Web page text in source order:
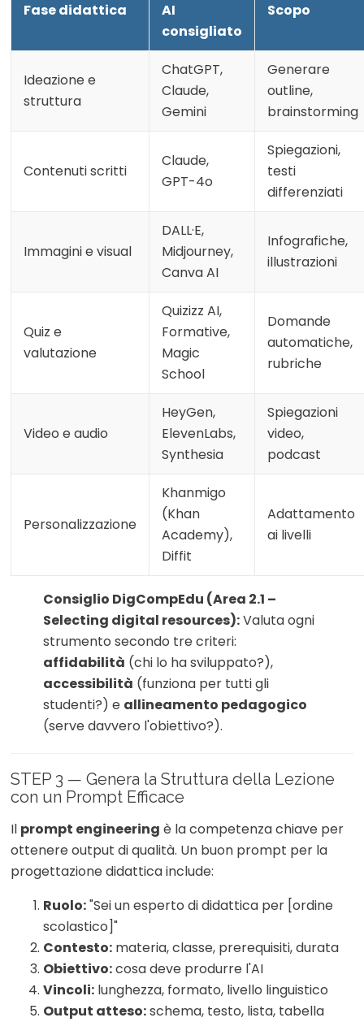
Fase didattica
AI
consigliato
Scopo
Ideazione e
struttura
ChatGPT,
Claude,
Gemini
Generare
outline,
brainstorming
Contenuti scritti
Claude,
GPT-4o
Spiegazioni,
testi
differenziati
Immagini e visual
DALL·E,
Midjourney,
Canva AI
Infografiche,
illustrazioni
Quiz e
valutazione
Quizizz AI,
Formative,
Magic
School
Domande
automatiche,
rubriche
Video e audio
HeyGen,
ElevenLabs,
Synthesia
Spiegazioni
video,
podcast
Personalizzazione
Khanmigo
(Khan
Academy),
Diffit
Adattamento
ai livelli
Consiglio DigCompEdu (Area 2.1 –
Selecting digital resources):Valuta ogni
strumento secondo tre criteri:
affidabilità (chi lo ha sviluppato?),
accessibilità (funziona per tutti gli
studenti?) e allineamento pedagogico
(serve davvero l'obiettivo?).
STEP 3 — Genera la Struttura della Lezione
con un Prompt Efficace
Il prompt engineering è la competenza chiave per
ottenere output di qualità. Un buon prompt per la
progettazione didattica include:
Ruolo:"Sei un esperto di didattica per [ordine
scolastico]"
Contesto: materia, classe, prerequisiti, durata
Obiettivo:cosa deve produrre l'AI
Vincoli: lunghezza, formato, livello linguistico
Output atteso:schema, testo, lista, tabella